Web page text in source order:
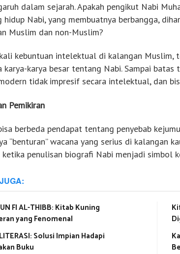
dalam sejarah. Apakah pengikut Nabi
hidup Nabi, yang membuatnya berbangga,
Muslim dan non-Muslim?
kebuntuan intelektual di kalangan Muslim,
karya-karya besar tentang Nabi. Sampai
tidak impresif secara intelektual, dan
Pemikiran
berbeda pendapat tentang penyebab
“benturan” wacana yang serius di kalangan
ketika penulisan biografi Nabi menjadi simbol
FI AL-THIBB: Kitab Kuning
yang Fenomenal
Solusi Impian Hadapi
Buku